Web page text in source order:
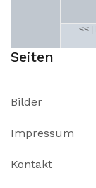
<<
Seiten
Bilder
Impressum
Kontakt